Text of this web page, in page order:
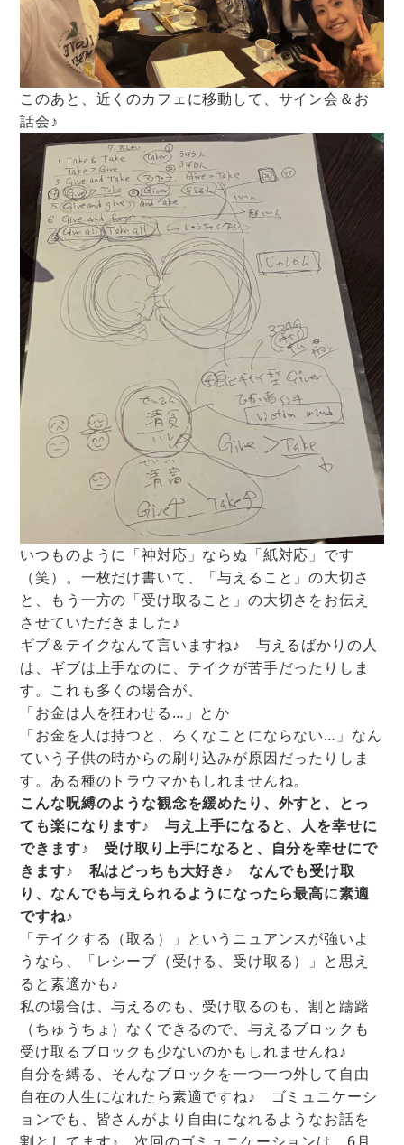
このあと、近くのカフェに移動して、サイン会＆お
話会♪
いつものように「神対応」ならぬ「紙対応」です
（笑）。一枚だけ書いて、「与えること」の大切さ
と、もう一方の「受け取ること」の大切さをお伝え
させていただきました♪
ギブ＆テイクなんて言いますね♪ 与えるばかりの人
は、ギブは上手なのに、テイクが苦手だったりしま
す。これも多くの場合が、
「お金は人を狂わせる…」とか
「お金を人は持つと、ろくなことにならない…」なん
ていう子供の時からの刷り込みが原因だったりしま
す。ある種のトラウマかもしれませんね。
こんな呪縛のような観念を緩めたり、外すと、とっ
ても楽になります♪ 与え上手になると、人を幸せに
できます♪ 受け取り上手になると、自分を幸せにで
きます♪ 私はどっちも大好き♪ なんでも受け取
り、なんでも与えられるようになったら最高に素適
ですね♪
「テイクする（取る）」というニュアンスが強いよ
うなら、「レシーブ（受ける、受け取る）」と思え
ると素適かも♪
私の場合は、与えるのも、受け取るのも、割と躊躇
（ちゅうちょ）なくできるので、与えるブロックも
受け取るブロックも少ないのかもしれませんね♪
自分を縛る、そんなブロックを一つ一つ外して自由
自在の人生になれたら素適ですね♪ ゴミュニケーシ
ョンでも、皆さんがより自由になれるようなお話を